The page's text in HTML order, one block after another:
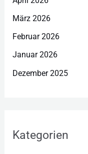
März 2026
Februar 2026
Januar 2026
Dezember 2025
Kategorien